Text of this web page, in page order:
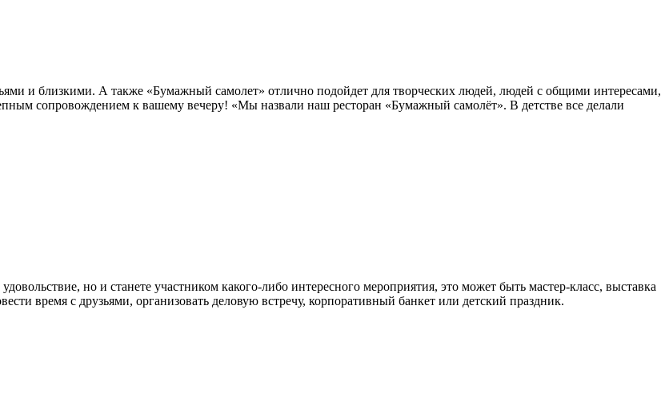
и близкими. А также «Бумажный самолет» отлично подойдет для творческих людей, людей с общими интересами,
сопровождением к вашему вечеру! «Мы назвали наш ресторан «Бумажный самолёт». В детстве все делали
но и станете участником какого-либо интересного мероприятия, это может быть мастер-класс, выставка
время с друзьями, организовать деловую встречу, корпоративный банкет или детский праздник.